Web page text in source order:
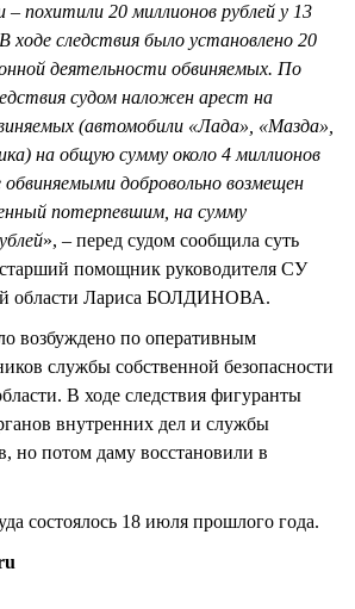
похитили 20 миллионов рублей у 13
ходе следствия было установлено 20
деятельности обвиняемых. По
судом наложен арест на
(автомобили «Лада», «Мазда»,
на общую сумму около 4 миллионов
добровольно возмещен
потерпевшим, на сумму
», – перед судом сообщила суть
помощник руководителя СУ
области Лариса БОЛДИНОВА.
возбуждено по оперативным
службы собственной безопасности
В ходе следствия фигуранты
внутренних дел и службы
но потом даму восстановили в
состоялось 18 июля прошлого года.